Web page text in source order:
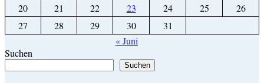
20
21 22 23 24 25
26
27
28 29 30
31
« Juni
Suchen
Suchen